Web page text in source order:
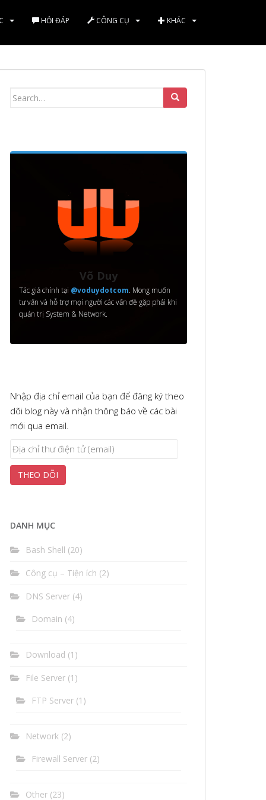
HỎI ĐÁP CÔNG CỤ KHÁC
Search
Võ Duy
Tác giả chính tại @voduydotcom. Mong muốn
tư vấn và hỗ trợ mọi người các vấn đề gặp phải khi
quản trị System & Network.
Nhập địa chỉ email của bạn để đăng ký theo
dõi blog này và nhận thông báo về các bài
mới qua email.
Địa
thư
(email)
THEO DÕI
DANH MỤC
Bash Shell (20)
Công cụ – Tiện ích (2)
DNS Server (4)
Domain (4)
Download (1)
File Server (1)
FTP Server (1)
Network (2)
Firewall Server (2)
Other (23)